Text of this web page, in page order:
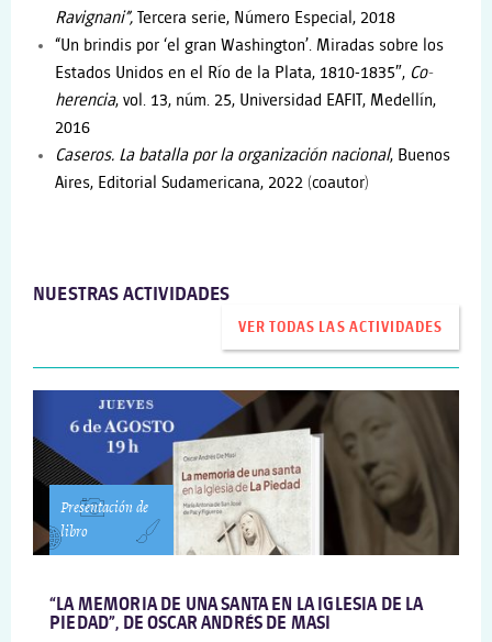
Ravignani”, Tercera serie, Número Especial, 2018
“Un brindis por ‘el gran Washington’. Miradas sobre los
Estados Unidos en el Río de la Plata, 1810-1835″, Co-
herencia, vol. 13, núm. 25, Universidad EAFIT, Medellín,
2016
Caseros. La batalla por la organización nacional, Buenos
Aires, Editorial Sudamericana, 2022 (coautor)
NUESTRAS ACTIVIDADES
VER TODAS LAS ACTIVIDADES
Presentación de
libro
“LA MEMORIA DE UNA SANTA EN LA IGLESIA DE LA
PIEDAD”, DE OSCAR ANDRÉS DE MASI